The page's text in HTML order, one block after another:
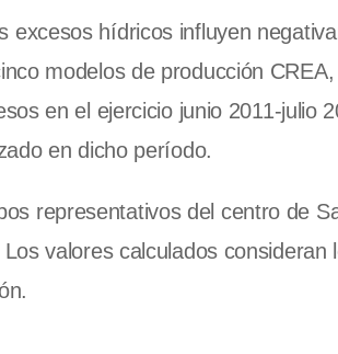
excesos hídricos influyen
modelos de producción
en el ejercicio junio 2011-julio
en dicho período.
representativos del centro de
valores calculados